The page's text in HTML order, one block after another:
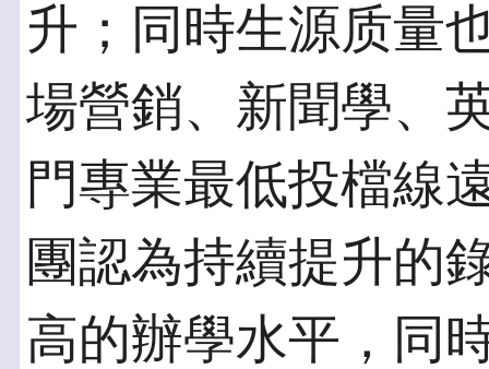
升；同時生源质量
場營銷、新聞學、
門專業最低投檔線
團認為持續提升的
高的辦學水平，同